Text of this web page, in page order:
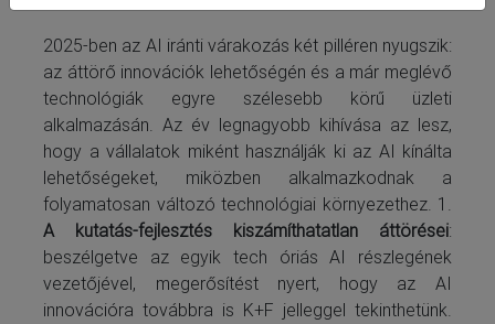
2025-ben az AI iránti várakozás két pilléren nyugszik:
az áttörő innovációk lehetőségén és a már meglévő
technológiák egyre szélesebb körű üzleti
alkalmazásán. Az év legnagyobb kihívása az lesz,
hogy a vállalatok miként használják ki az AI kínálta
lehetőségeket, miközben alkalmazkodnak a
folyamatosan változó technológiai környezethez. 1.
A kutatás-fejlesztés kiszámíthatatlan áttörései:
beszélgetve az egyik tech óriás AI részlegének
vezetőjével, megerősítést nyert, hogy az AI
innovációra továbbra is K+F jelleggel tekinthetünk.